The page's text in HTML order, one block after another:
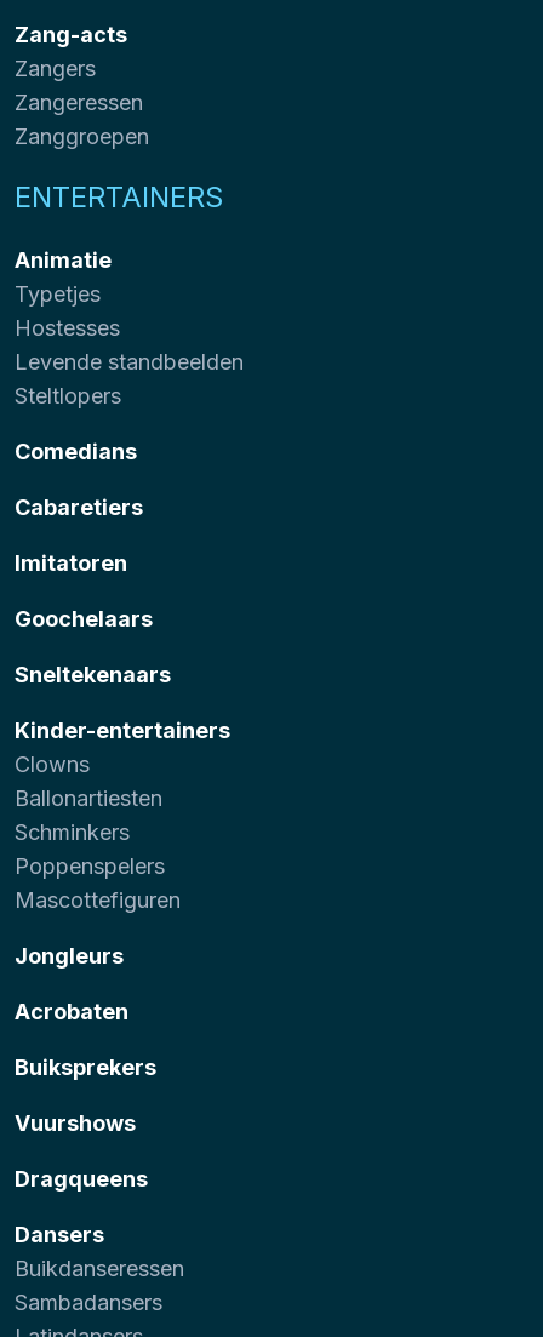
Zang-acts
Zangers
Zangeressen
Zanggroepen
ENTERTAINERS
Animatie
Typetjes
Hostesses
Levende standbeelden
Steltlopers
Comedians
Cabaretiers
Imitatoren
Goochelaars
Sneltekenaars
Kinder-entertainers
Clowns
Ballonartiesten
Schminkers
Poppenspelers
Mascottefiguren
Jongleurs
Acrobaten
Buiksprekers
Vuurshows
Dragqueens
Dansers
Buikdanseressen
Sambadansers